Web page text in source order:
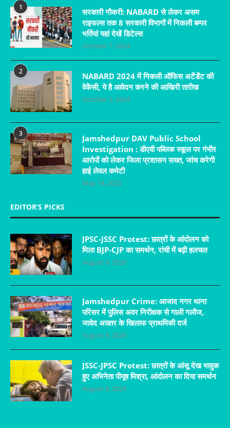
1
सरकारी नौकरी: NABARD से लेकर असम
राइफल्स तक 8 सरकारी विभागों में निकली बम्पर
भर्तियां यहां देखें डिटेल्स
October 7, 2024
2
NABARD 2024 में निकली ऑफिस अटेंडेंट की
वेकेंसी, ये है आवेदन करने की आखिरी तारीख
October 2, 2024
3
Jamshedpur DAV Public School
Investigation : डीएवी पब्लिक स्कूल पर गंभीर
आरोपों को लेकर जिला प्रशासन सख्त, जांच करेगी
हाई लेवल कमेटी
May 19, 2025
EDITOR’S PICKS
JPSC-JSSC Protest: छात्रों के आंदोलन को
मिला BJP-CJP का समर्थन, रांची में बढ़ी हलचल
August 9, 2026
Jamshedpur Crime: आजाद नगर थाना
परिसर में पुलिस अवर निरीक्षक से गाली गलौज,
जावेद अख्तर के खिलाफ प्राथमिकी दर्ज
August 8, 2026
JSSC-JPSC Protest: छात्रों के आंसू देख भावुक
हुए अभिनेता पीयूष मिश्रा, आंदोलन का दिया समर्थन
August 8, 2026